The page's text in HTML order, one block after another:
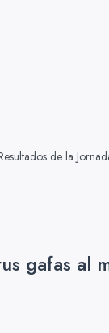
de la
gafas al